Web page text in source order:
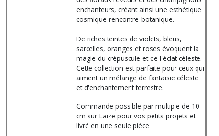
enchanteurs, créant ainsi une esthétique
cosmique-rencontre-botanique.
De riches teintes de violets, bleus,
sarcelles, oranges et roses évoquent la
magie du crépuscule et de l'éclat céleste.
Cette collection est parfaite pour ceux qui
aiment un mélange de fantaisie céleste
et d'enchantement terrestre.
Commande possible par multiple de 10
cm sur Laize pour vos petits projets et
livré en une seule pièce